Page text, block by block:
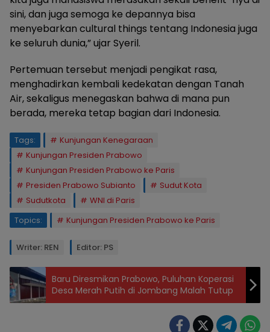
sini, dan juga semoga ke depannya bisa
menyebarkan cultural things tentang Indonesia juga
ke seluruh dunia,” ujar Syeril.
Pertemuan tersebut menjadi pengikat rasa,
menghadirkan kembali kedekatan dengan Tanah
Air, sekaligus menegaskan bahwa di mana pun
berada, mereka tetap bagian dari Indonesia.
Tags:
Kunjungan Kenegaraan
Kunjungan Presiden Prabowo
Kunjungan Presiden Prabowo ke Paris
Presiden Prabowo Subianto
Sudut Kota
Sudutkota
WNI di Paris
Topics:
Kunjungan Presiden Prabowo ke Paris
Writer: REN Editor: PS
Baru Diresmikan Prabowo, Puluhan Koperasi
Desa Merah Putih di Jombang Malah Tutup